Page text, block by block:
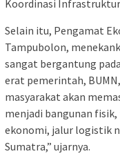
Koordinasi
Selain itu, Pengamat
Tampubolon,
sangat bergantung
erat pemerintah,
masyarakat akan
menjadi bangunan
ekonomi, jalur logistik
Sumatra,” ujarnya.